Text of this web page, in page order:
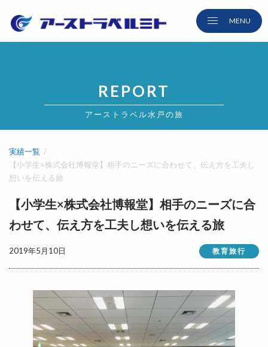
REPORT
アーストラベル水戸の旅
実績一覧
【小学生×株式会社博報堂】相手のニーズに合わせて、伝え方を工夫し
想いを伝える旅
【小学生×株式会社博報堂】相手のニーズに合
わせて、伝え方を工夫し想いを伝える旅
2019年5月10日 教育旅行